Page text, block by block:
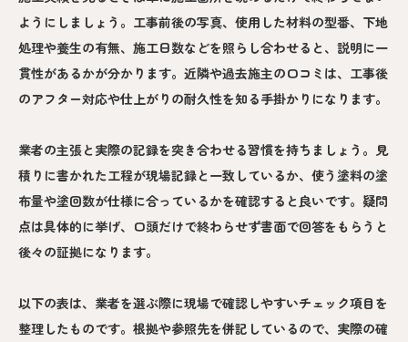
ようにしましょう。工事前後の写真、使用した材料の型番、下地
処理や養生の有無、施工日数などを照らし合わせると、説明に一
貫性があるかが分かります。近隣や過去施主の口コミは、工事後
のアフター対応や仕上がりの耐久性を知る手掛かりになります。
業者の主張と実際の記録を突き合わせる習慣を持ちましょう。見
積りに書かれた工程が現場記録と一致しているか、使う塗料の塗
布量や塗回数が仕様に合っているかを確認すると良いです。疑問
点は具体的に挙げ、口頭だけで終わらせず書面で回答をもらうと
後々の証拠になります。
以下の表は、業者を選ぶ際に現場で確認しやすいチェック項目を
整理したものです。根拠や参照先を併記しているので、実際の確